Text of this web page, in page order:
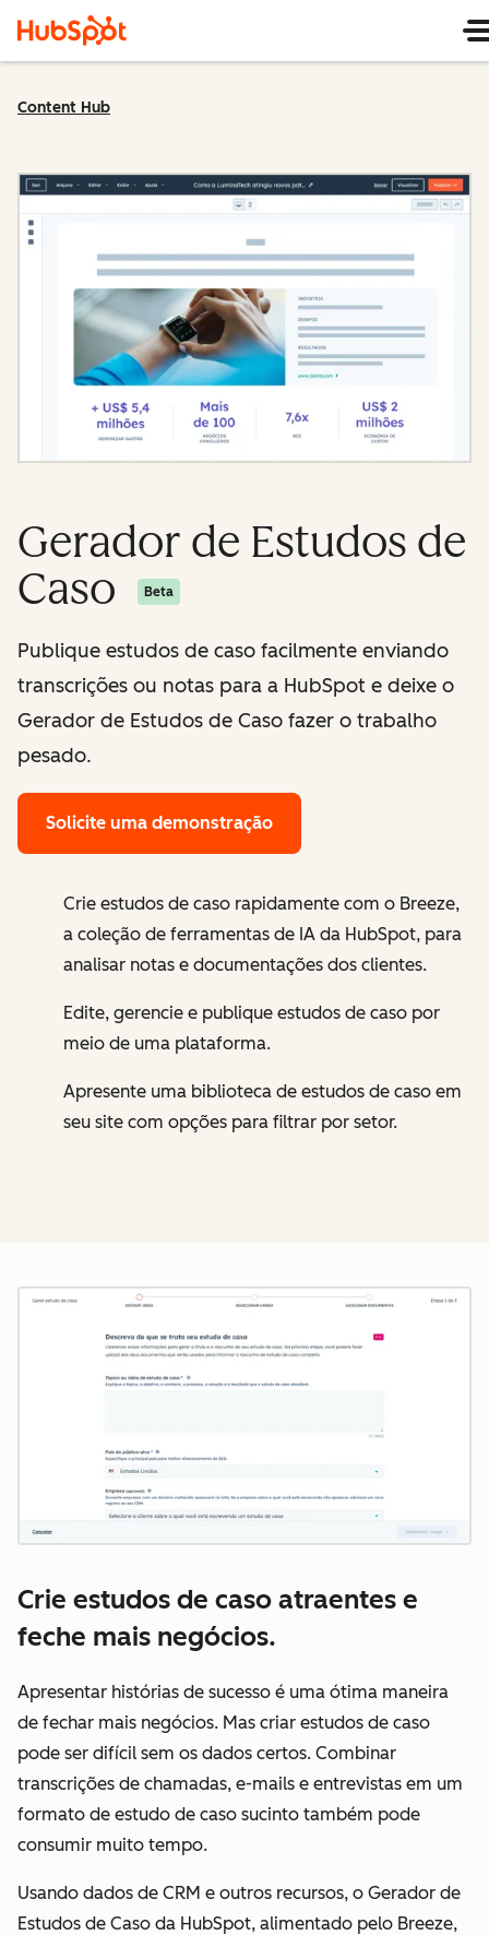
Content Hub
Gerador de Estudos de
Caso
Beta
Publique estudos de caso facilmente enviando
transcrições ou notas para a HubSpot e deixe o
Gerador de Estudos de Caso fazer o trabalho
pesado.
Solicite uma demonstração
Crie estudos de caso rapidamente com o Breeze,
a coleção de ferramentas de IA da HubSpot, para
analisar notas e documentações dos clientes.
Edite, gerencie e publique estudos de caso por
meio de uma plataforma.
Apresente uma biblioteca de estudos de caso em
seu site com opções para filtrar por setor.
Crie estudos de caso atraentes e
feche mais negócios.
Apresentar histórias de sucesso é uma ótima maneira
de fechar mais negócios. Mas criar estudos de caso
pode ser difícil sem os dados certos. Combinar
transcrições de chamadas, e-mails e entrevistas em um
formato de estudo de caso sucinto também pode
consumir muito tempo.
Usando dados de CRM e outros recursos, o Gerador de
Estudos de Caso da HubSpot, alimentado pelo Breeze,